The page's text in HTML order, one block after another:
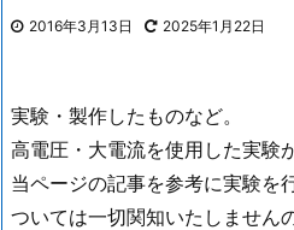
2016年3月13日 2025年1月22日
実験・製作したものなど。
高電圧・大電流を使用した実験
当ページの記事を参考に実験を
ついては一切関知いたしません